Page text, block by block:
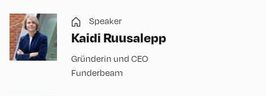
Speaker
Kaidi Ruusalepp
Gründerin und CEO
Funderbeam